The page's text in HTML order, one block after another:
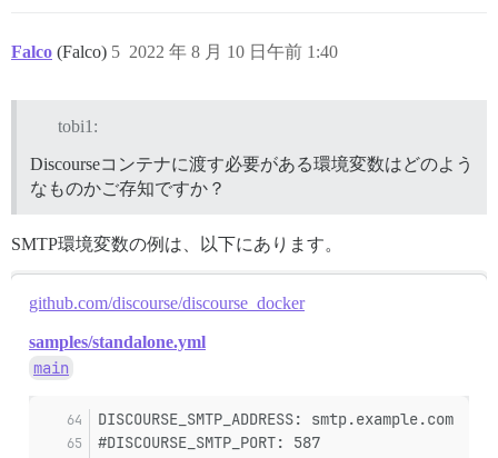
Falco (Falco) 2022 年 8 月 10 日午前 1:40
5
tobi1:
Discourseコンテナに渡す必要がある環境変数はどのよう
なものかご存知ですか？
SMTP環境変数の例は、以下にあります。
github.com/discourse/discourse_docker
samples/standalone.yml
main
DISCOURSE_SMTP_ADDRESS: smtp.example.com
#DISCOURSE_SMTP_PORT: 587